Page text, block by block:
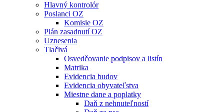
Hlavný kontrolór
Poslanci OZ
Komisie OZ
Plán zasadnutí OZ
Uznesenia
Tlačivá
Osvedčovanie podpisov a listín
Matrika
Evidencia budov
Evidencia obyvateľstva
Miestne dane a poplatky
Daň z nehnuteľností